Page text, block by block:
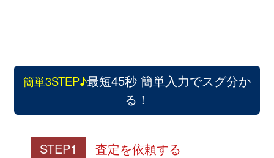
簡単3STEP♪最短45秒 簡単入力でスグ分か
る！
STEP1 査定を依頼する